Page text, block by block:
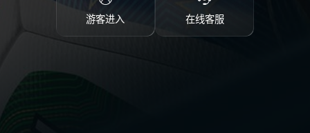
游客进入 在线客服